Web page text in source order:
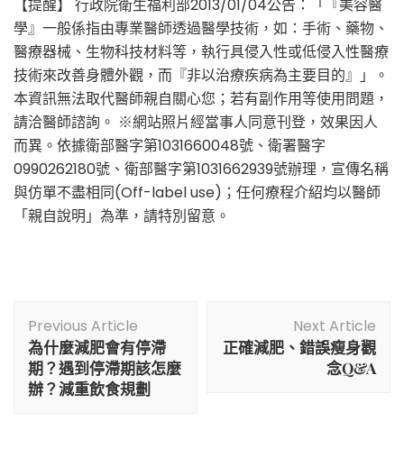
【提醒】 行政院衛生福利部2013/01/04公告：「『美容醫
學』一般係指由專業醫師透過醫學技術，如：手術、藥物、
醫療器械、生物科技材料等，執行具侵入性或低侵入性醫療
技術來改善身體外觀，而『非以治療疾病為主要目的』」。
本資訊無法取代醫師親自關心您；若有副作用等使用問題，
請洽醫師諮詢。 ※網站照片經當事人同意刊登，效果因人
而異。依據衛部醫字第1031660048號、衛署醫字
0990262180號、衛部醫字第1031662939號辦理，宣傳名稱
與仿單不盡相同(Off-label use)；任何療程介紹均以醫師
「親自說明」為準，請特別留意。
Navigation
Previous Article
為什麼減肥會有停滯
期？遇到停滯期該怎麼
辦？減重飲食規劃
Next Article
正確減肥、錯誤瘦身觀
念Q&A